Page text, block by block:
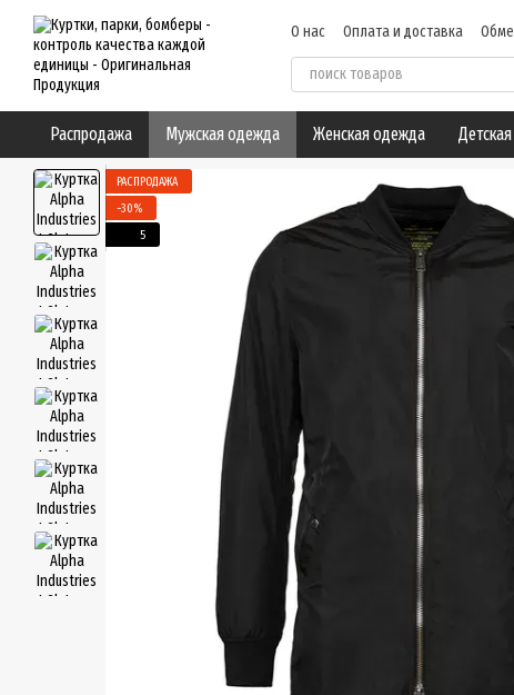
Перейти к основному контенту
О нас Оплата и доставка
Пользовательское соглашение
Распродажа Мужская одежда Женская одежда
РАСПРОДАЖА
−30%
5